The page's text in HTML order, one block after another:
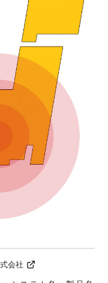
会社